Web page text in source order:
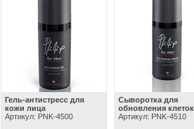
Гель-антистресс для
кожи лица
Артикул: PNK-4500
Сыворотка для
обновления
Артикул: PNK-4510